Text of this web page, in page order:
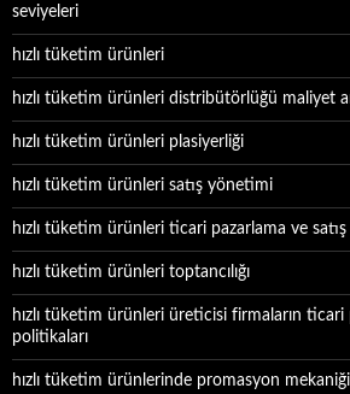
seviyeleri
hızlı tüketim ürünleri
hızlı tüketim ürünleri distribütörlüğü maliyet
hızlı tüketim ürünleri plasiyerliği
hızlı tüketim ürünleri satış yönetimi
hızlı tüketim ürünleri ticari pazarlama ve
hızlı tüketim ürünleri toptancılığı
hızlı tüketim ürünleri üreticisi firmaların ticari
politikaları
hızlı tüketim ürünlerinde promasyon mekaniği